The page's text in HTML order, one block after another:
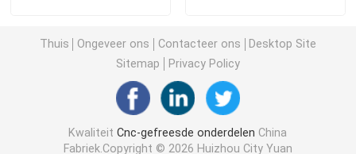
Lasersnijdende onderdelen
CNC het Stempelen Delen
3D-geprinte onderdelen
Thuis Ongeveer ons Contacteer ons
Desktop Site
Sitemap
Privacy Policy
KwaliteitCnc-gefreesde onderdelen China
Fabriek.Copyright © 2026 Huizhou City Yuan